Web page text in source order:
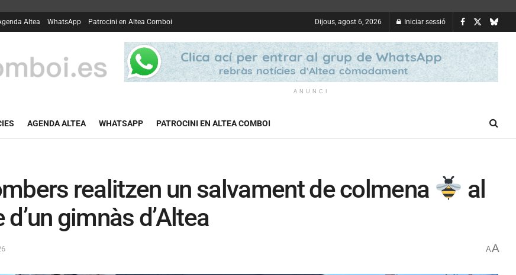
Altea WhatsApp Patrocini en Altea Comboi Dijous, agost 6, 2026 Iniciar sessió
ANUNCI
AGENDA ALTEA WHATSAPP PATROCINI EN ALTEA COMBOI
realitzen un salvament de colmena
al
gimnàs d’Altea
AA